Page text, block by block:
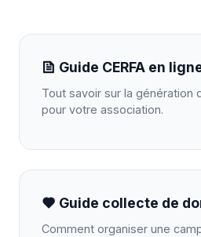
Guide CERFA en
Tout savoir sur la génération
pour votre association.
Guide collecte de
Comment organiser une